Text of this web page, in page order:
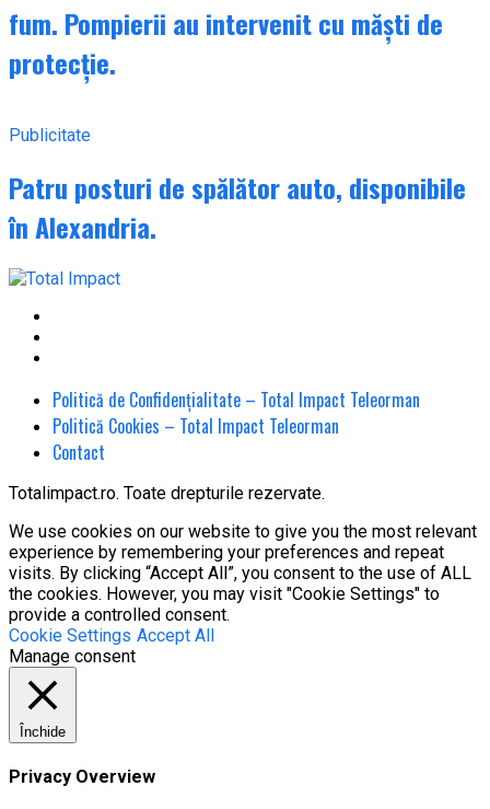
fum. Pompierii au intervenit cu măști de
protecție.
Publicitate
Patru posturi de spălător auto, disponibile
în Alexandria.
Politică de Confidențialitate – Total Impact Teleorman
Politică Cookies – Total Impact Teleorman
Contact
Totalimpact.ro. Toate drepturile rezervate.
We use cookies on our website to give you the most relevant
experience by remembering your preferences and repeat
visits. By clicking “Accept All”, you consent to the use of ALL
the cookies. However, you may visit "Cookie Settings" to
provide a controlled consent.
Cookie Settings Accept All
Manage consent
Închide
Privacy Overview